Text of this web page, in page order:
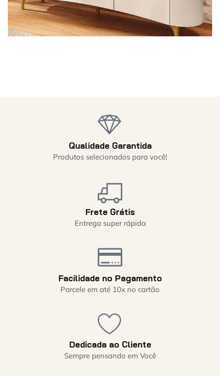
Qualidade Garantida
Produtos selecionados para você!
Frete Grátis
Entrega super rápida
Facilidade no Pagamento
Parcele em até 10x no cartão
Dedicada ao Cliente
Sempre pensando em Você